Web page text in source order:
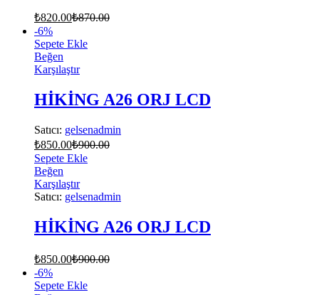
₺820.00₺870.00
-6%
Sepete Ekle
Beğen
Karşılaştır
HİKİNG A26 ORJ LCD
Satıcı: gelsenadmin
₺850.00₺900.00
Sepete Ekle
Beğen
Karşılaştır
Satıcı: gelsenadmin
HİKİNG A26 ORJ LCD
₺850.00₺900.00
-6%
Sepete Ekle